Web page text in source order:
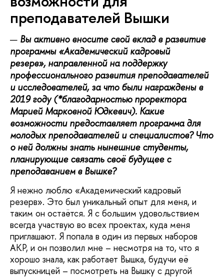
преподавателей Вышки
Вы активно вносите свой вклад в развитие
программы «Академический кадровый
резерв», направленной на поддержку
профессионального развития преподавателей
и исследователей,за что были награждены в
2019 году (*благодарностью проректора
Марией Марковной Юдкевич). Какие
возможности предоставляет программа для
молодых преподавателей и специалистов? Что
о ней должны знать нынешние студенты,
планирующие связать своё будущее с
преподаванием в Вышке?
Я нежно люблю «Академический кадровый
резерв». Это был уникальный опыт для меня, и
таким он остаётся. Я с большим удовольствием
всегда участвую во всех проектах, куда меня
приглашают. Я попала в один из первых наборов
АКР, и он позволил мне – несмотря на то, что я
хорошо знала, как работает Вышка, будучи её
выпускницей – посмотреть на Вышку с другой